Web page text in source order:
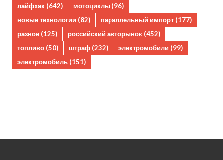
лайфхак (642) мотоциклы (96)
новые технологии (82) параллельный импорт (177)
разное (125) российский авторынок (452)
топливо (50) штраф (232) электромобили (99)
электромобиль (151)